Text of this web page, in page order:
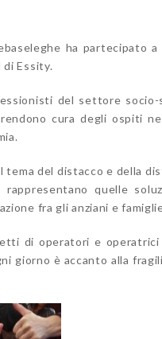
ha partecipato a
di Essity.
del settore socio-
cura degli ospiti
del distacco e della
quelle
fra gli anziani e
di operatori e operatrici
giorno è accanto alla